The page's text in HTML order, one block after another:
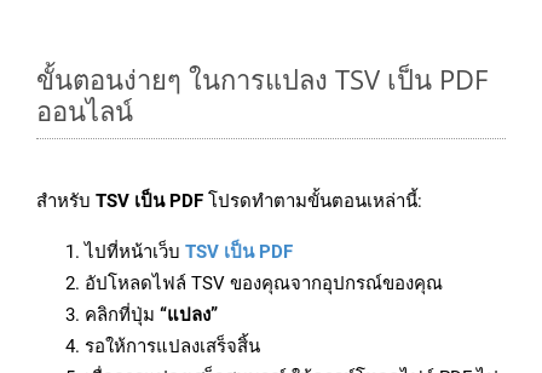
ขั้นตอนง่ายๆ ในการแปลง TSV เป็น PDF
ออนไลน์
สำหรับ TSV เป็น PDF โปรดทำตามขั้นตอนเหล่านี้:
ไปที่หน้าเว็บ TSV เป็น PDF
อัปโหลดไฟล์ TSV ของคุณจากอุปกรณ์ของคุณ
คลิกที่ปุ่ม “แปลง”
รอให้การแปลงเสร็จสิ้น